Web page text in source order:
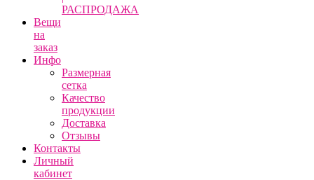
РАСПРОДАЖА
Вещи
на
заказ
Инфо
Размерная
сетка
Качество
продукции
Доставка
Отзывы
Контакты
Личный
кабинет